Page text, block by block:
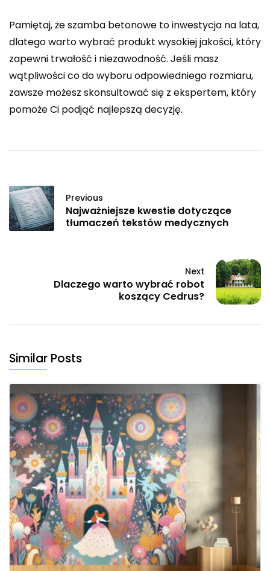
Pamiętaj, że szamba betonowe to inwestycja na lata,
dlatego warto wybrać produkt wysokiej jakości, który
zapewni trwałość i niezawodność. Jeśli masz
wątpliwości co do wyboru odpowiedniego rozmiaru,
zawsze możesz skonsultować się z ekspertem, który
pomoże Ci podjąć najlepszą decyzję.
Previous
Najważniejsze kwestie dotyczące
tłumaczeń tekstów medycznych
Next
Dlaczego warto wybrać robot
koszący Cedrus?
Similar Posts